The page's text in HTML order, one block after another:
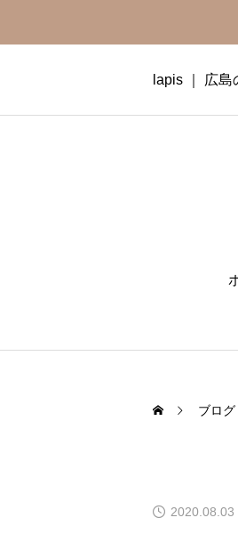
lapis ｜ 広
ブログ
2020.08.03